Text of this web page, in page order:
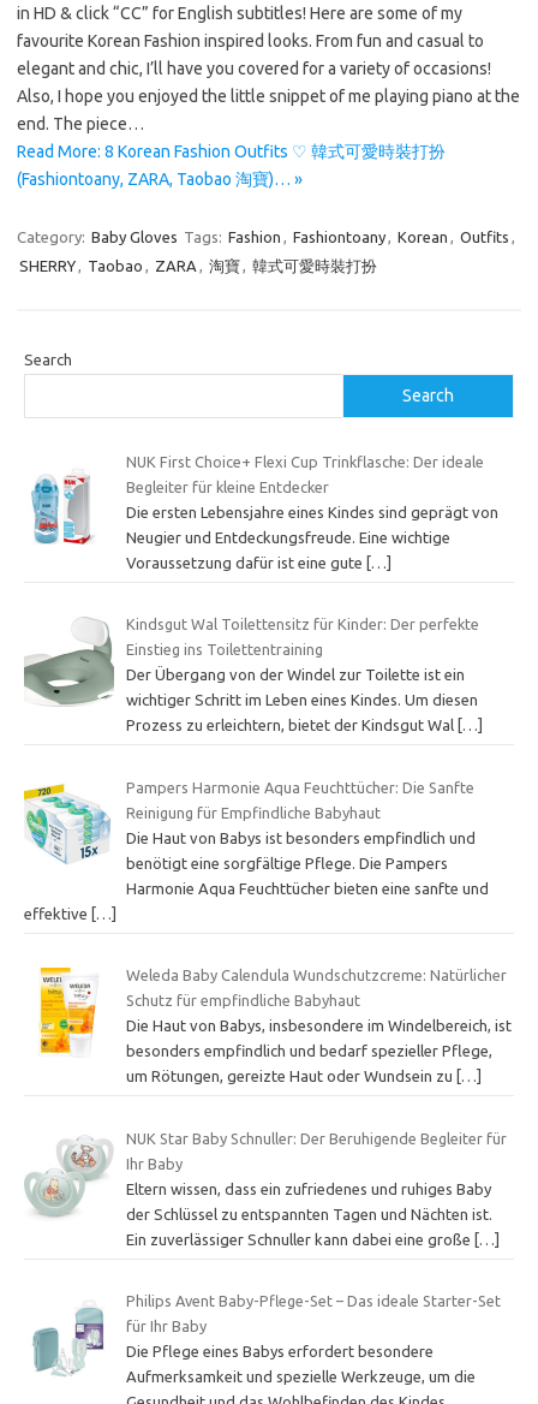
in HD & click “CC” for English subtitles! Here are some of my
favourite Korean Fashion inspired looks. From fun and casual to
elegant and chic, I’ll have you covered for a variety of occasions!
Also, I hope you enjoyed the little snippet of me playing piano at the
end. The piece…
Read More: 8 Korean Fashion Outfits ♡ 韓式可愛時裝打扮
(Fashiontoany, ZARA, Taobao 淘寶)… »
Category: Baby Gloves Tags: Fashion , Fashiontoany, Korean , Outfits ,
SHERRY, Taobao , ZARA , 淘寶, 韓式可愛時裝打扮
Search
Search
NUK First Choice+ Flexi Cup Trinkflasche: Der ideale
Begleiter für kleine Entdecker
Die ersten Lebensjahre eines Kindes sind geprägt von
Neugier und Entdeckungsfreude. Eine wichtige
Voraussetzung dafür ist eine gute
[…]
Kindsgut Wal Toilettensitz für Kinder: Der perfekte
Einstieg ins Toilettentraining
Der Übergang von der Windel zur Toilette ist ein
wichtiger Schritt im Leben eines Kindes. Um diesen
Prozess zu erleichtern, bietet der Kindsgut Wal […]
Pampers Harmonie Aqua Feuchttücher: Die Sanfte
Reinigung für Empfindliche Babyhaut
Die Haut von Babys ist besonders empfindlich und
benötigt eine sorgfältige Pflege. Die Pampers
Harmonie Aqua Feuchttücher bieten eine sanfte und
effektive
[…]
Weleda Baby Calendula Wundschutzcreme: Natürlicher
Schutz für empfindliche Babyhaut
Die Haut von Babys, insbesondere im Windelbereich, ist
besonders empfindlich und bedarf spezieller Pflege,
um Rötungen, gereizte Haut oder Wundsein zu
[…]
NUK Star Baby Schnuller: Der Beruhigende Begleiter für
Ihr Baby
Eltern wissen, dass ein zufriedenes und ruhiges Baby
der Schlüssel zu entspannten Tagen und Nächten ist.
Ein zuverlässiger Schnuller kann dabei eine große
[…]
Philips Avent Baby-Pflege-Set – Das ideale Starter-Set
für Ihr Baby
Die Pflege eines Babys erfordert besondere
Aufmerksamkeit und spezielle Werkzeuge, um die